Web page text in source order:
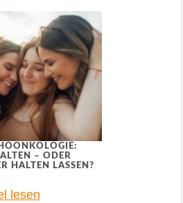
– ODER
HALTEN LASSEN?
lesen